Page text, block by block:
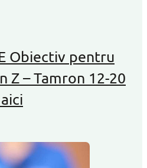
Obiectiv pentru
Z – Tamron 12-20